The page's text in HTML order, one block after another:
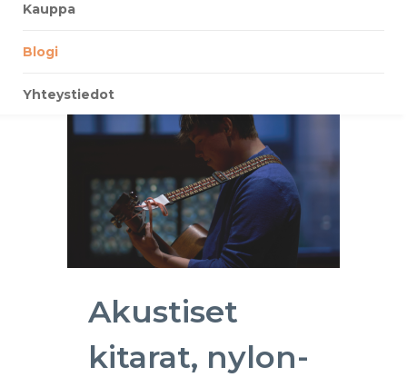
Kauppa
Blogi
Yhteystiedot
Akustiset
kitarat, nylon-